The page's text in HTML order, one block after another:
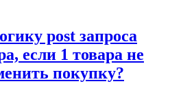
post запроса
если 1 товара не
покупку?